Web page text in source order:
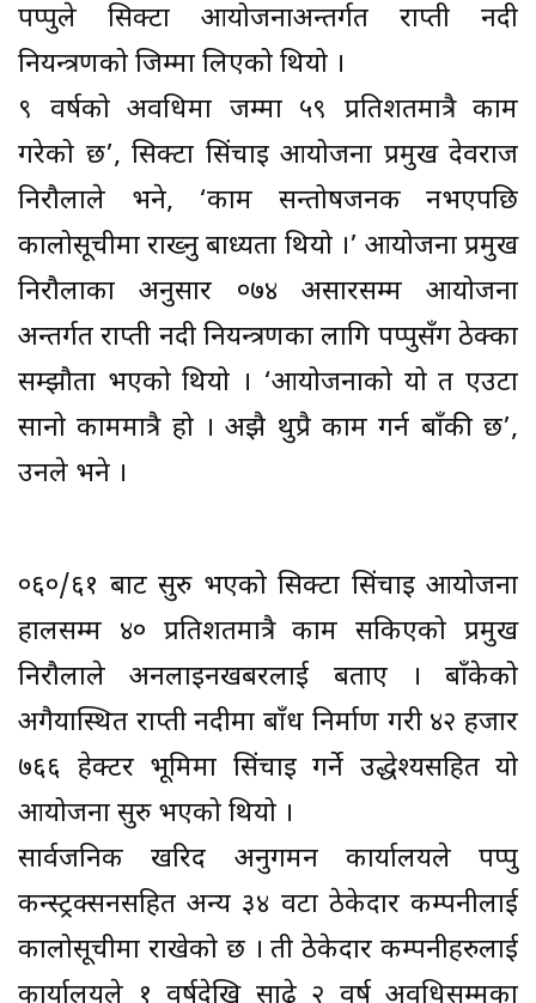
पप्पुले सिक्टा आयोजनाअन्तर्गत राप्ती नदी
नियन्त्रणको जिम्मा लिएको थियो ।
९ वर्षको अवधिमा जम्मा ५९ प्रतिशतमात्रै काम
गरेको छ’, सिक्टा सिंचाइ आयोजना प्रमुख देवराज
निरौलाले भने, ‘काम सन्तोषजनक नभएपछि
कालोसूचीमा राख्नु बाध्यता थियो ।’ आयोजना प्रमुख
निरौलाका अनुसार ०७४ असारसम्म आयोजना
अन्तर्गत राप्ती नदी नियन्त्रणका लागि पप्पुसँग ठेक्का
सम्झौता भएको थियो । ‘आयोजनाको यो त एउटा
सानो काममात्रै हो । अझै थुप्रै काम गर्न बाँकी छ’,
उनले भने ।
०६०/६१ बाट सुरु भएको सिक्टा सिंचाइ आयोजना
हालसम्म ४० प्रतिशतमात्रै काम सकिएको प्रमुख
निरौलाले अनलाइनखबरलाई बताए । बाँकेको
अगैयास्थित राप्ती नदीमा बाँध निर्माण गरी ४२ हजार
७६६ हेक्टर भूमिमा सिंचाइ गर्ने उद्धेश्यसहित यो
आयोजना सुरु भएको थियो ।
सार्वजनिक खरिद अनुगमन कार्यालयले पप्पु
कन्स्ट्रक्सनसहित अन्य ३४ वटा ठेकेदार कम्पनीलाई
कालोसूचीमा राखेको छ । ती ठेकेदार कम्पनीहरुलाई